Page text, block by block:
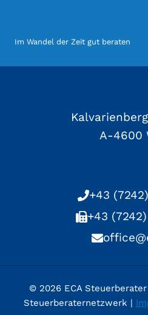
Im Wandel der Zeit gut beraten
A-4600
+43
+43
© 2026 ECA
Steuerberaternetzwerk |